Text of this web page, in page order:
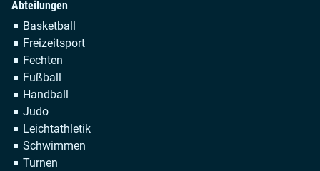
Abteilungen
Navigation
überspringen
Basketball
Freizeitsport
Fechten
Fußball
Handball
Judo
Leichtathletik
Schwimmen
Turnen